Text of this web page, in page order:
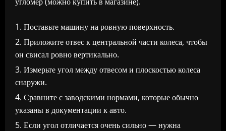
Поставьте машину на ровную поверхность.
Приложите отвес к центральной части колеса, чтобы
он свисал ровно вертикально.
Измерьте угол между отвесом и плоскостью колеса
снаружи.
Сравните с заводскими нормами, которые обычно
указаны в документации к авто.
Если угол отличается очень сильно — нужна